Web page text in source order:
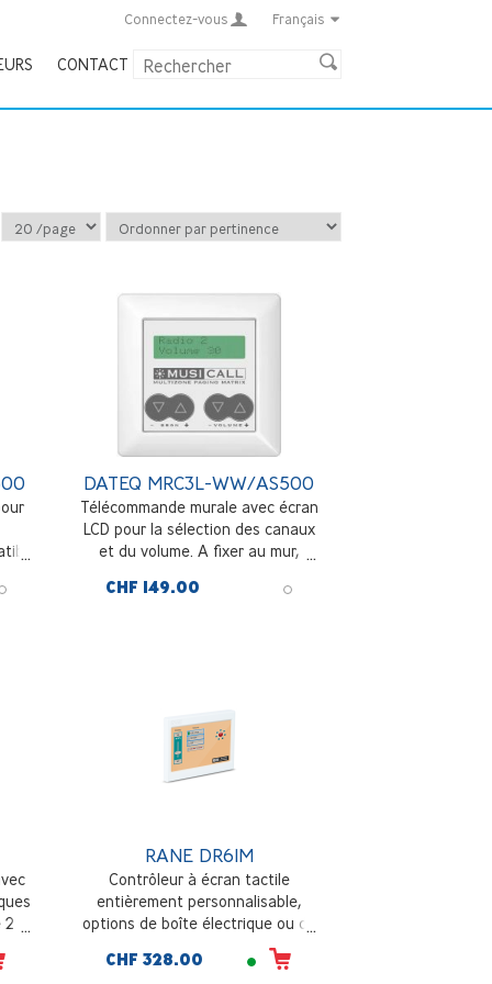
Connectez-vous Français
CONTACT
DATEQ MRC3L-WW/AS500
Télécommande murale avec écran
LCD pour la sélection des canaux
et du volume. A fixer au mur,
CHF 149.00
2
RANE DR6IM
Contrôleur à écran tactile
entièrement personnalisable,
options de boîte électrique ou de
montage mural encastré, prise en
charge de plusieurs pages ou
CHF 328.00